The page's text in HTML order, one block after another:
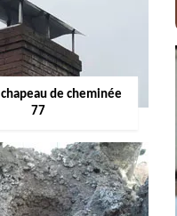
de cheminée
77